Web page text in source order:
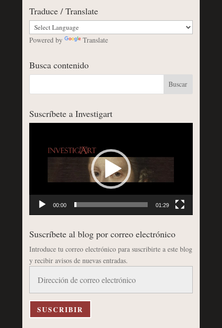
Traduce / Translate
Powered by Translate
Busca contenido
Suscríbete a Investigart
00:00 01:29
Suscríbete al blog por correo electrónico
Introduce tu correo electrónico para suscribirte a este blog
y recibir avisos de nuevas entradas.
correo
electrónico
SUSCRIBIR